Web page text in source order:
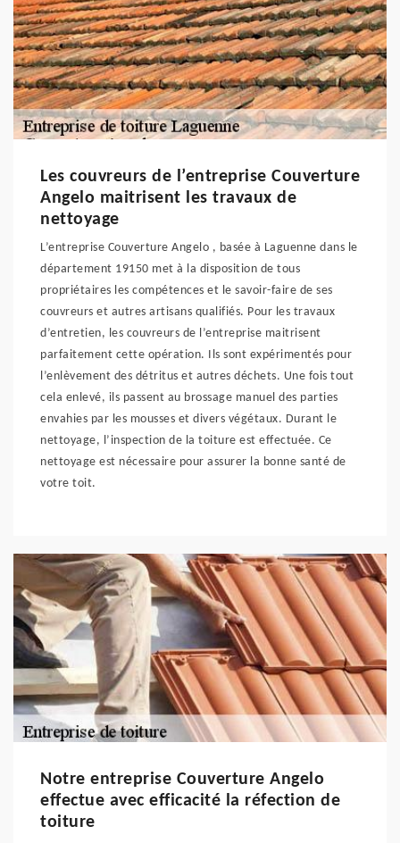
Les couvreurs de l’entreprise Couverture
Angelo maitrisent les travaux de
nettoyage
L’entreprise Couverture Angelo , basée à Laguenne dans le
département 19150 met à la disposition de tous
propriétaires les compétences et le savoir-faire de ses
couvreurs et autres artisans qualifiés. Pour les travaux
d’entretien, les couvreurs de l’entreprise maitrisent
parfaitement cette opération. Ils sont expérimentés pour
l’enlèvement des détritus et autres déchets. Une fois tout
cela enlevé, ils passent au brossage manuel des parties
envahies par les mousses et divers végétaux. Durant le
nettoyage, l’inspection de la toiture est effectuée. Ce
nettoyage est nécessaire pour assurer la bonne santé de
votre toit.
Notre entreprise Couverture Angelo
effectue avec efficacité la réfection de
toiture